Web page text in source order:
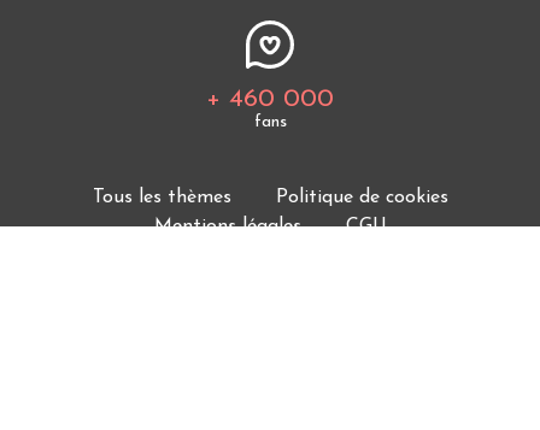
+ 460 000
fans
Tous les thèmes
Politique de cookies
Mentions légales
CGU